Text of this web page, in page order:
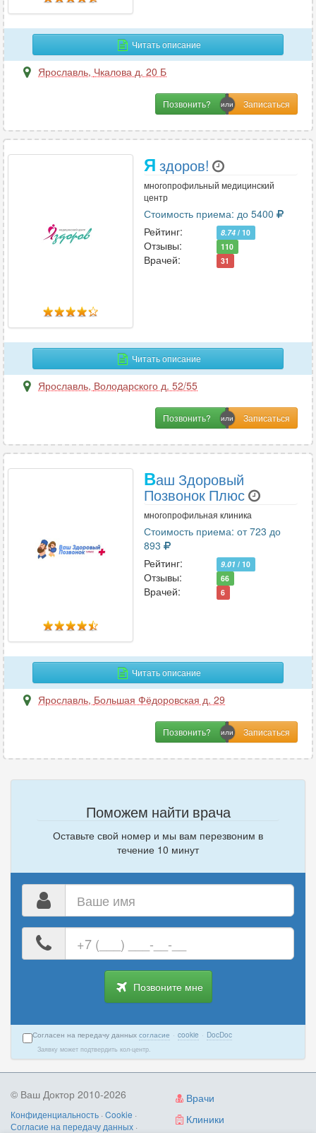
Читать описание
Ярославль, Чкалова д. 20 Б
Позвонить?
Я здоров!
многопрофильный медицинский
центр
Стоимость приема: до 5400
Рейтинг:
8.74 / 10
Отзывы: 110
Врачей: 31
Читать описание
Ярославль, Володарского д. 52/55
Позвонить?
Ваш Здоровый
Позвонок Плюс
многопрофильная клиника
Стоимость приема: от 723 до
893
Рейтинг:
9.01 / 10
Отзывы: 66
Врачей: 6
Читать описание
Ярославль, Большая Фёдоровская д. 29
Позвонить?
Поможем найти врача
Оставьте свой номер и мы вам перезвоним в
течение 10 минут
номер
телефона
Позвоните мне
Согласен на передачу данных согласие · cookie · DocDoc
Заявку может подтвердить кол-центр.
Врачи
Клиники
© Ваш Доктор 2010-2026
Конфиденциальность · Cookie ·
Согласие на передачу данных ·